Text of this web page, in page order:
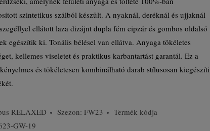
szintetikus szálból készült. A nyaknál, deréknál és ujjaknál
ellátott laza dizájnt dupla fém cipzár és gombos oldalsó
egészítik ki. Tonális bélésel van ellátva. Anyaga tökéletes
kellemes viseletet és praktikus karbantartást garantál. Ez a
és tökéletesen kombinálható darab stílusosan kiegészíti
RELAXED Szezon: FW23
Termék kódja
GW-19